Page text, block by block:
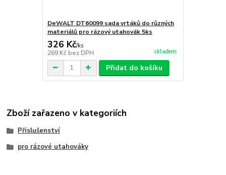
DeWALT DT60099 sada vrtáků do různých
materiálů pro rázový utahovák 5ks
326 Kč/ks
269 Kč bez DPH skladem
Přidat do košíku
Zboží zařazeno v kategoriích
Příslušenství
pro rázové utahováky